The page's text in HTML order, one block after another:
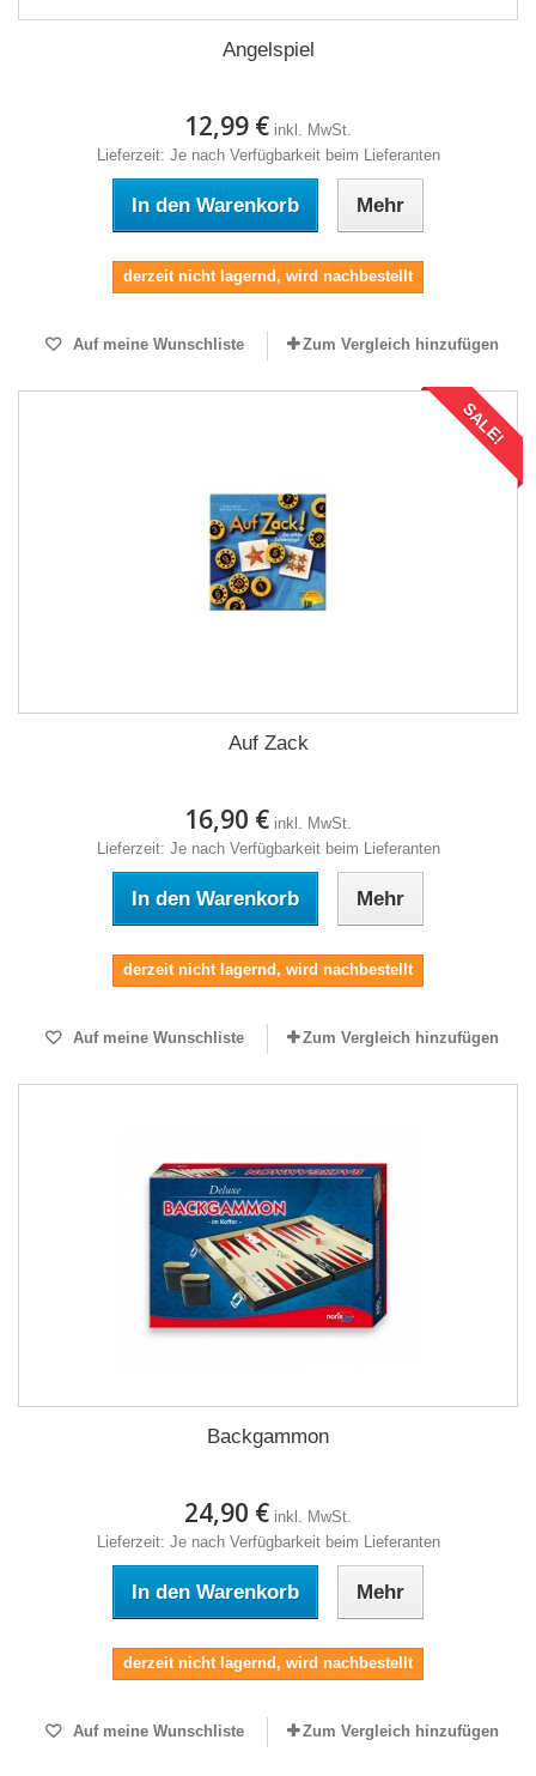
Angelspiel
12,99 € inkl. MwSt.
Lieferzeit: Je nach Verfügbarkeit beim Lieferanten
In den Warenkorb Mehr
derzeit nicht lagernd, wird nachbestellt
Auf meine Wunschliste Zum Vergleich hinzufügen
SALE!
Auf Zack
16,90 € inkl. MwSt.
Lieferzeit: Je nach Verfügbarkeit beim Lieferanten
In den Warenkorb Mehr
derzeit nicht lagernd, wird nachbestellt
Auf meine Wunschliste Zum Vergleich hinzufügen
Backgammon
24,90 € inkl. MwSt.
Lieferzeit: Je nach Verfügbarkeit beim Lieferanten
In den Warenkorb Mehr
derzeit nicht lagernd, wird nachbestellt
Auf meine Wunschliste Zum Vergleich hinzufügen